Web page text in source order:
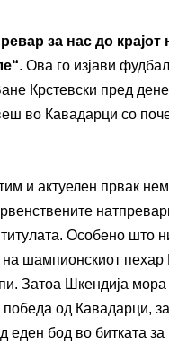
за нас до крајот
. Ова го изјави
Крстевски пред
во Кавадарци со
и актуелен првак
Особено што
шампионскиот пехар
Затоа Шкендија мора
победа од Кавадарци,
еден бод во битката